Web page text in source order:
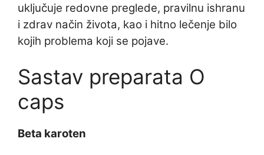
uključuje redovne preglede, pravilnu ishranu
i zdrav način života, kao i hitno lečenje bilo
kojih problema koji se pojave.
Sastav preparata O
caps
Beta karoten